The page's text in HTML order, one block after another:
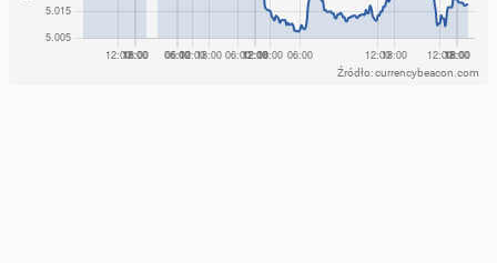
Źródło: currencybeacon.com